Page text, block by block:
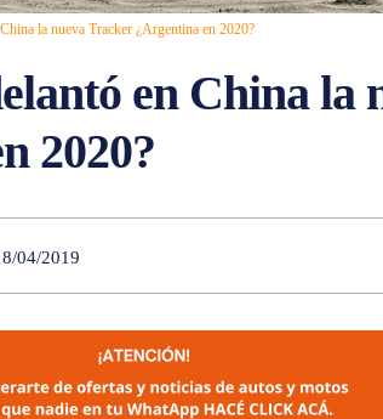
la nueva Tracker ¿Argentina en 2020?
en China la
2020?
04/2019